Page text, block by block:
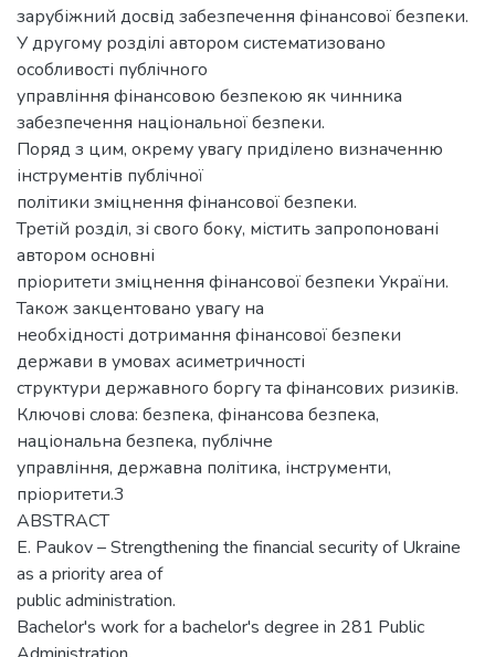
зарубіжний досвід забезпечення фінансової безпеки.
У другому розділі автором систематизовано
особливості публічного
управління фінансовою безпекою як чинника
забезпечення національної безпеки.
Поряд з цим, окрему увагу приділено визначенню
інструментів публічної
політики зміцнення фінансової безпеки.
Третій розділ, зі свого боку, містить запропоновані
автором основні
пріоритети зміцнення фінансової безпеки України.
Також закцентовано увагу на
необхідності дотримання фінансової безпеки
держави в умовах асиметричності
структури державного боргу та фінансових ризиків.
Ключові слова: безпека, фінансова безпека,
національна безпека, публічне
управління, державна політика, інструменти,
пріоритети.3
ABSTRACT
E. Paukov – Strengthening the financial security of Ukraine
as a priority area of
public administration.
Bachelor's work for a bachelor's degree in 281 Public